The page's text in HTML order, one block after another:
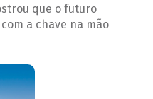
que o futuro
a chave na mão